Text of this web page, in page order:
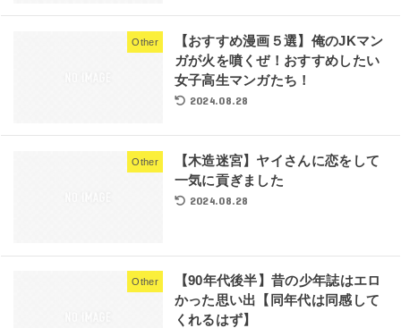
Other
【おすすめ漫画５選】俺のJKマン
ガが火を噴くぜ！おすすめしたい
女子高生マンガたち！
2024.08.28
Other
【木造迷宮】ヤイさんに恋をして
一気に貢ぎました
2024.08.28
Other
【90年代後半】昔の少年誌はエロ
かった思い出【同年代は同感して
くれるはず】